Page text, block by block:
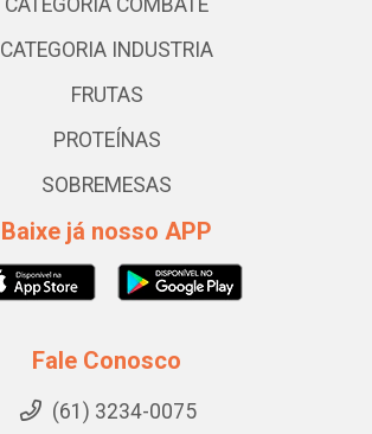
CATEGORIA COMBATE
CATEGORIA INDUSTRIA
FRUTAS
PROTEÍNAS
SOBREMESAS
Baixe já nosso APP
Fale Conosco
(61) 3234-0075